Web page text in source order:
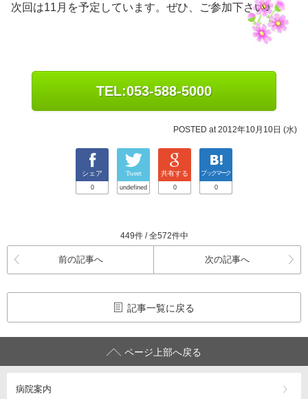
次回は11月を予定しています。ぜひ、ご参加下さい♪
TEL:053-588-5000
POSTED at 2012年10月10日 (水)
シェア
0
Tweet
undefined
共有する
0
ブックマーク
0
449件 / 全572件中
前の記事へ 次の記事へ
記事一覧に戻る
ページ上部へ戻る
病院案内